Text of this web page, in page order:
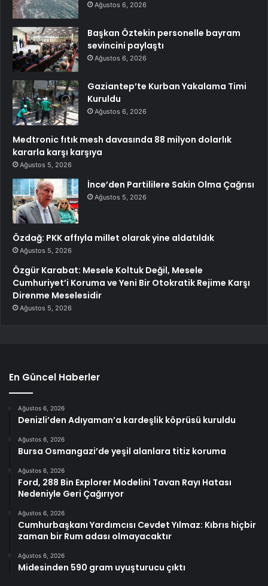
Ağustos 6, 2026
Başkan Öztekin personelle bayram
sevincini paylaştı
Ağustos 6, 2026
Gaziantep’te Kurban Yakalama Timi
Kuruldu
Ağustos 6, 2026
Medtronic fıtık mesh davasında 88 milyon dolarlık
kararla karşı karşıya
Ağustos 5, 2026
İnce’den Partililere Sakin Olma Çağrısı
Ağustos 5, 2026
Özdağ: PKK affıyla millet olarak yine aldatıldık
Ağustos 5, 2026
Özgür Karabat: Mesele Koltuk Değil, Mesele
Cumhuriyet’i Koruma ve Yeni Bir Otokratik Rejime Karşı
Direnme Meselesidir
Ağustos 5, 2026
En Güncel Haberler
Ağustos 6, 2026
Denizli’den Adıyaman’a kardeşlik köprüsü kuruldu
Ağustos 6, 2026
Bursa Osmangazi’de yeşil alanlara titiz koruma
Ağustos 6, 2026
Ford, 288 Bin Explorer Modelini Tavan Rayı Hatası
Nedeniyle Geri Çağırıyor
Ağustos 6, 2026
Cumhurbaşkanı Yardımcısı Cevdet Yılmaz: Kıbrıs hiçbir
zaman bir Rum adası olmayacaktır
Ağustos 6, 2026
Midesinden 590 gram uyuşturucu çıktı